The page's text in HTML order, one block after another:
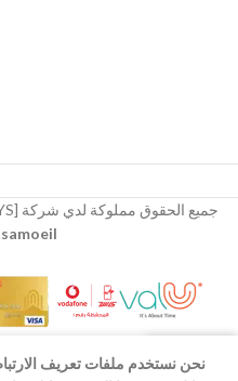
جميع الحقوق مملوكة لدي شركة [GTG TOYS]
نحن نستخدم ملفات تعريف